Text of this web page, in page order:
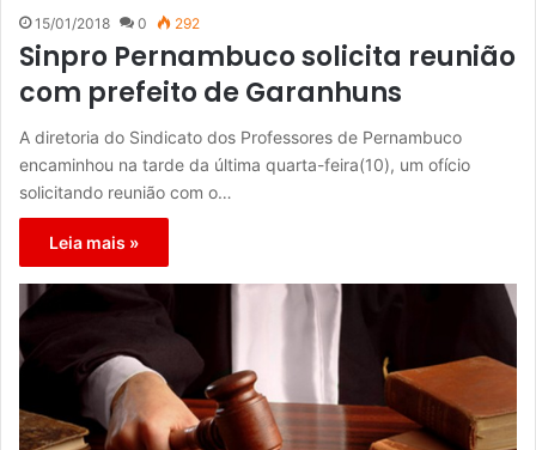
15/01/2018 0 292
Sinpro Pernambuco solicita reunião
com prefeito de Garanhuns
A diretoria do Sindicato dos Professores de Pernambuco
encaminhou na tarde da última quarta-feira(10), um ofício
solicitando reunião com o…
Leia mais »